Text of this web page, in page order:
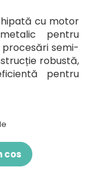
cu motor
pentru
semi-
robustă,
pentru
cos